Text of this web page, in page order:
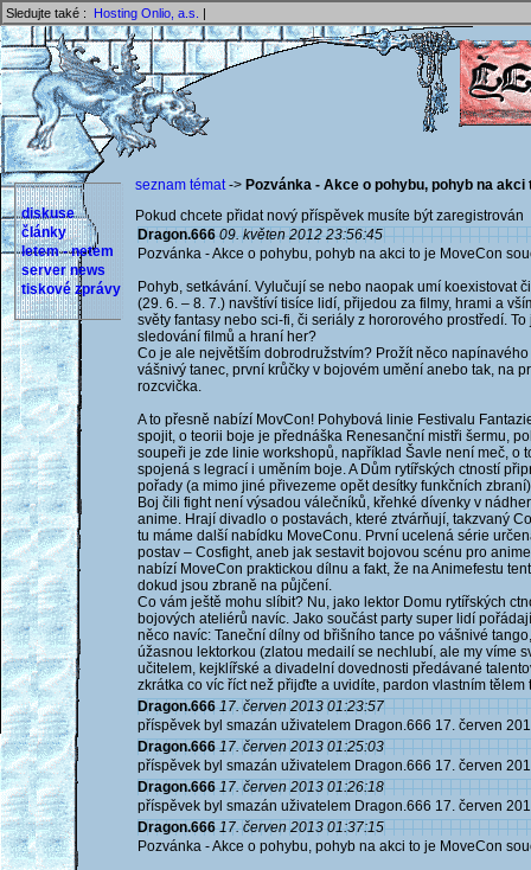
Sledujte také : Hosting Onlio, a.s. |
diskuse
články
letem - netem
server news
tiskové zprávy
seznam témat-> Pozvánka - Akce o pohybu, pohyb na
Pokud chcete přidat nový příspěvek musíte být
Dragon.666 09. květen 2012 23:56:45
Pozvánka - Akce o pohybu, pohyb na akci to je MoveCon
Pohyb, setkávání. Vylučují se nebo naopak umí koexistovat
(29. 6. – 8. 7.) navštíví tisíce lidí, přijedou za filmy, hrami a
světy fantasy nebo sci-fi, či seriály z hororového prostředí.
sledování filmů a hraní her?
Co je ale největším dobrodružstvím? Prožít něco
vášnivý tanec, první krůčky v bojovém umění anebo tak, na
rozcvička.
A to přesně nabízí MovCon! Pohybová linie Festivalu
spojit, o teorii boje je přednáška Renesanční mistři šermu,
soupeři je zde linie workshopů, například Šavle není meč, o
spojená s legrací i uměním boje. A Dům rytířských ctností
pořady (a mimo jiné přivezeme opět desítky funkčních
Boj čili fight není výsadou válečníků, křehké dívenky v
anime. Hrají divadlo o postavách, které ztvárňují, takzvaný
tu máme další nabídku MoveConu. První ucelená série
postav – Cosfight, aneb jak sestavit bojovou scénu pro
nabízí MoveCon praktickou dílnu a fakt, že na Animefestu
dokud jsou zbraně na půjčení.
Co vám ještě mohu slíbit? Nu, jako lektor Domu rytířských
bojových ateliérů navíc. Jako součást party super lidí
něco navíc: Taneční dílny od břišního tance po vášnivé
úžasnou lektorkou (zlatou medailí se nechlubí, ale my víme
učitelem, kejklířské a divadelní dovednosti předávané
zkrátka co víc říct než přijďte a uvidíte, pardon vlastním
Dragon.666 17. červen 2013 01:23:57
příspěvek byl smazán uživatelem Dragon.666 17. červen
Dragon.666 17. červen 2013 01:25:03
příspěvek byl smazán uživatelem Dragon.666 17. červen
Dragon.666 17. červen 2013 01:26:18
příspěvek byl smazán uživatelem Dragon.666 17. červen
Dragon.666 17. červen 2013 01:37:15
Pozvánka - Akce o pohybu, pohyb na akci to je MoveCon